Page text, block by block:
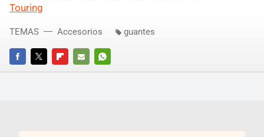
Touring
FACEBOOKTWITTERFLIPBOARD
E-
WHATSAPP
TEMAS Accesorios guantes